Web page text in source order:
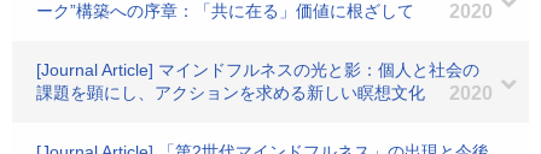
ーク”構築への序章：「共に在る」価値に根ざして
2020
[Journal Article] マインドフルネスの光と影：個人と社会の
課題を顕にし、アクションを求める新しい瞑想文化
2020